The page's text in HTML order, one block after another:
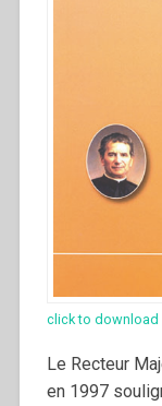
click to
Le Recteur
en 1997